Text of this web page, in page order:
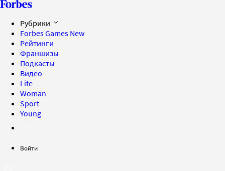
Рубрики
Forbes Games New
Рейтинги
Франшизы
Подкасты
Видео
Life
Woman
Sport
Young
Войти